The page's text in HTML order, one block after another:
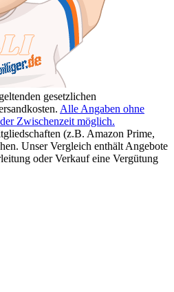
gesetzlichen
Alle Angaben ohne
Zwischenzeit möglich.
(z.B. Amazon Prime,
Unser Vergleich enthält Angebote
oder Verkauf eine Vergütung